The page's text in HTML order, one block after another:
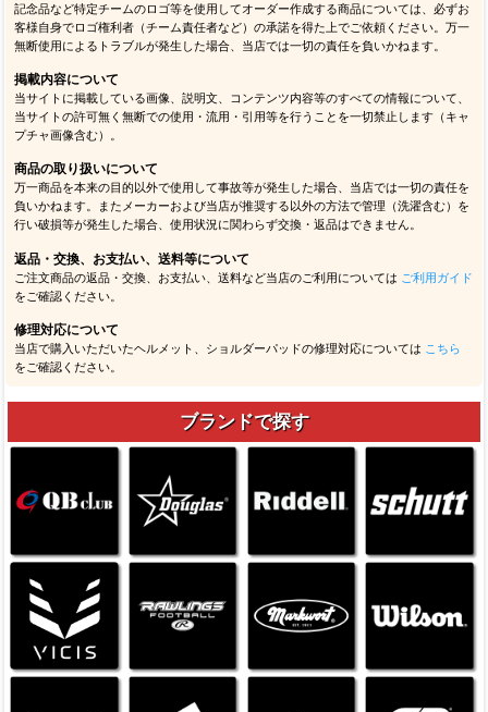
記念品など特定チームのロゴ等を使用してオーダー作成する商品については、必ずお
客様自身でロゴ権利者（チーム責任者など）の承諾を得た上でご依頼ください。万一
無断使用によるトラブルが発生した場合、当店では一切の責任を負いかねます。
掲載内容について
当サイトに掲載している画像、説明文、コンテンツ内容等のすべての情報について、
当サイトの許可無く無断での使用・流用・引用等を行うことを一切禁止します（キャ
プチャ画像含む）。
商品の取り扱いについて
万一商品を本来の目的以外で使用して事故等が発生した場合、当店では一切の責任を
負いかねます。またメーカーおよび当店が推奨する以外の方法で管理（洗濯含む）を
行い破損等が発生した場合、使用状況に関わらず交換・返品はできません。
返品・交換、お支払い、送料等について
ご注文商品の返品・交換、お支払い、送料など当店のご利用については ご利用ガイド
をご確認ください。
修理対応について
当店で購入いただいたヘルメット、ショルダーパッドの修理対応については こちら
をご確認ください。
ブランドで探す